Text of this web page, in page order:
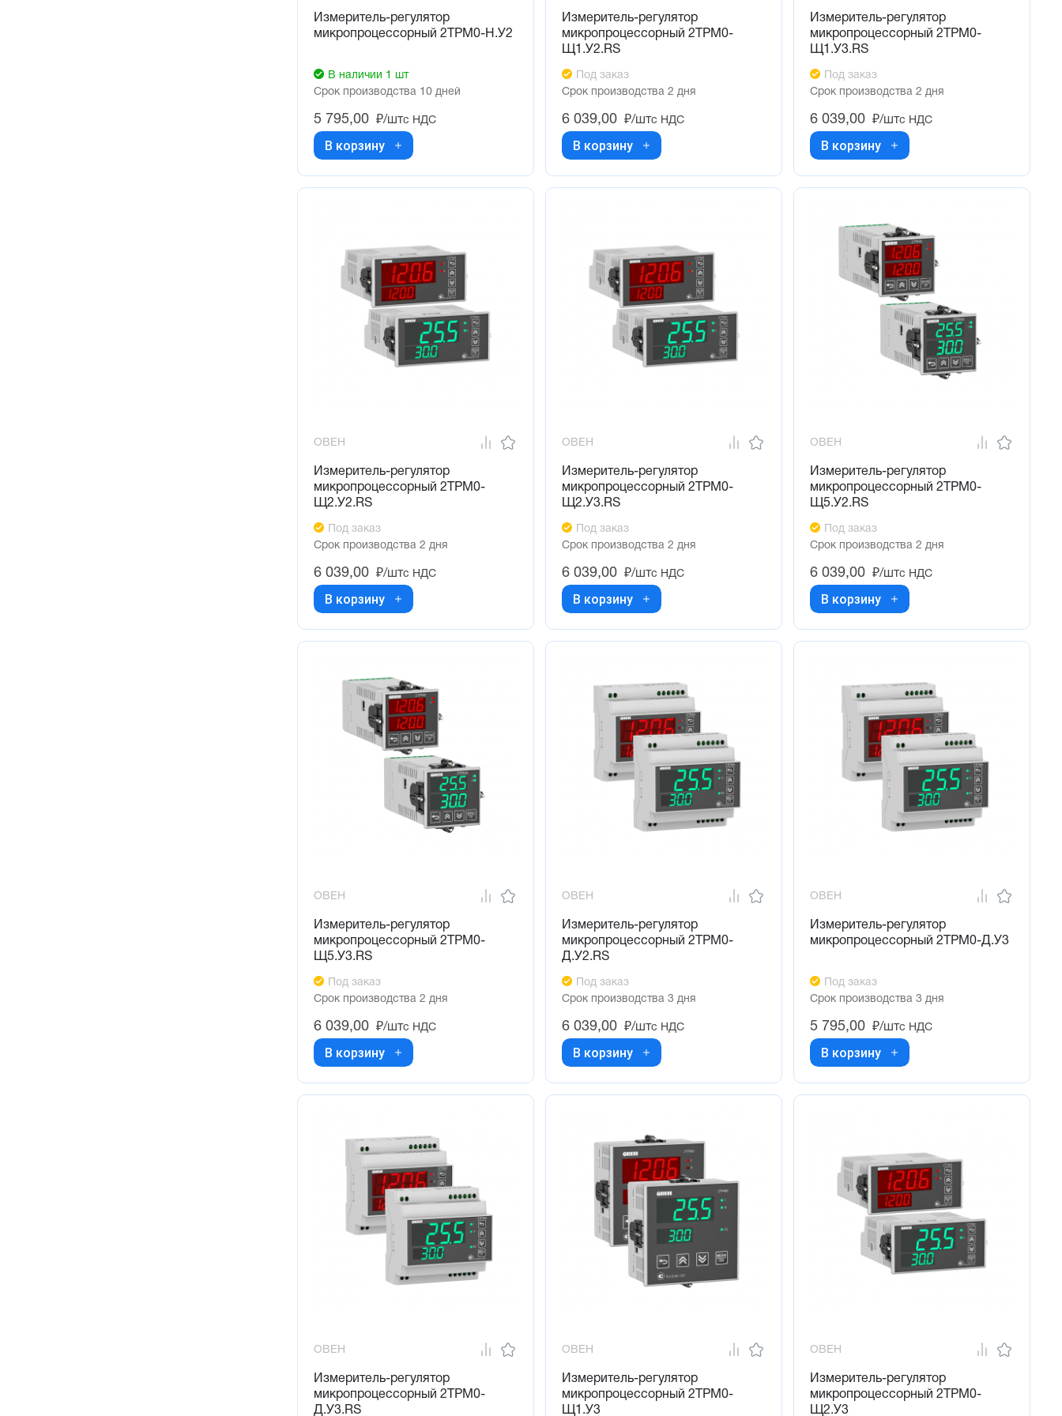
Измеритель-регулятор
микропроцессорный 2ТРМ0-Н.У2
В наличии 1 шт
Срок производства 10 дней
5 795,00 ₽/штс НДС
В корзину
Измеритель-регулятор
микропроцессорный 2ТРМ0-
Щ1.У2.RS
Под заказ
Срок производства 2 дня
6 039,00 ₽/штс НДС
В корзину
Измеритель-регулятор
микропроцессорный 2ТРМ0-
Щ1.У3.RS
Под заказ
Срок производства 2 дня
6 039,00 ₽/штс НДС
В корзину
ОВЕН
Измеритель-регулятор
микропроцессорный 2ТРМ0-
Щ2.У2.RS
Под заказ
Срок производства 2 дня
6 039,00 ₽/штс НДС
В корзину
ОВЕН
Измеритель-регулятор
микропроцессорный 2ТРМ0-
Щ2.У3.RS
Под заказ
Срок производства 2 дня
6 039,00 ₽/штс НДС
В корзину
ОВЕН
Измеритель-регулятор
микропроцессорный 2ТРМ0-
Щ5.У2.RS
Под заказ
Срок производства 2 дня
6 039,00 ₽/штс НДС
В корзину
ОВЕН
Измеритель-регулятор
микропроцессорный 2ТРМ0-
Щ5.У3.RS
Под заказ
Срок производства 2 дня
6 039,00 ₽/штс НДС
В корзину
ОВЕН
Измеритель-регулятор
микропроцессорный 2ТРМ0-
Д.У2.RS
Под заказ
Срок производства 3 дня
6 039,00 ₽/штс НДС
В корзину
ОВЕН
Измеритель-регулятор
микропроцессорный 2ТРМ0-Д.У3
Под заказ
Срок производства 3 дня
5 795,00 ₽/штс НДС
В корзину
ОВЕН
Измеритель-регулятор
микропроцессорный 2ТРМ0-
Д.У3.RS
ОВЕН
Измеритель-регулятор
микропроцессорный 2ТРМ0-
Щ1.У3
ОВЕН
Измеритель-регулятор
микропроцессорный 2ТРМ0-
Щ2.У3